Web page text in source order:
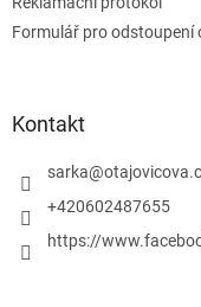
Formulář pro odstoupení
Kontakt
sarka@
+420602487655
https://